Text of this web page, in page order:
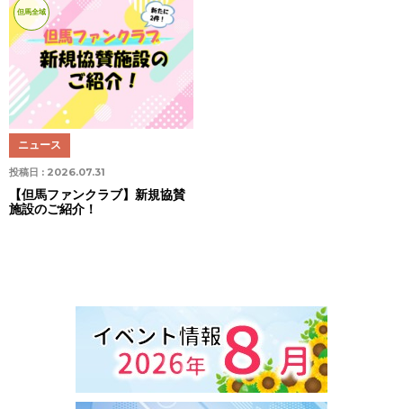
但馬全域
投稿日 : 2026.07.31
ニュース
【但馬ファンクラブ】新規協賛
施設のご紹介！